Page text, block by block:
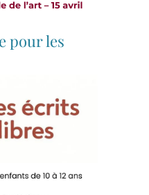
pour les